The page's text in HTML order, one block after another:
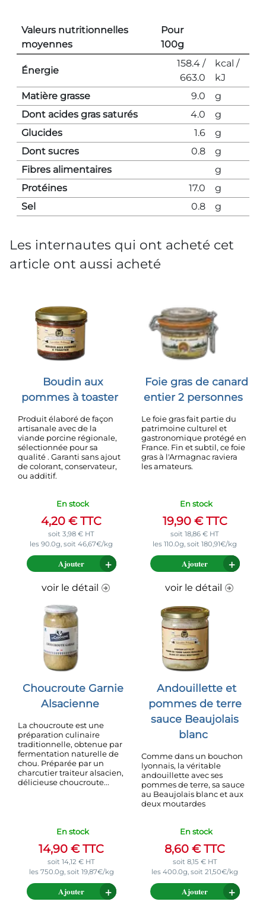
Valeurs nutritionnelles
moyennes
Pour
100g
Énergie
158.4 /
663.0
kcal /
kJ
Matière grasse
9.0
g
Dont acides gras saturés
4.0
g
Glucides
1.6
g
Dont sucres
0.8
g
Fibres alimentaires
g
Protéines
17.0
g
Sel
0.8 g
Les internautes qui ont acheté cet
article ont aussi acheté
Boudin aux
pommes à toaster
Produit élaboré de façon
artisanale avec de la
viande porcine régionale,
sélectionnée pour sa
qualité . Garanti sans ajout
de colorant, conservateur,
ou additif.
En stock
4,20 €TTC
soit 3,98 € HT
les 90.0g, soit 46,67€/kg
Ajouter
voir le détail
Foie gras de canard
entier 2 personnes
Le foie gras fait partie du
patrimoine culturel et
gastronomique protégé en
France. Fin et subtil, ce foie
gras à l'Armagnac raviera
les amateurs.
En stock
19,90 €TTC
soit 18,86 € HT
les 110.0g, soit 180,91€/kg
Ajouter
voir le détail
Choucroute Garnie
Alsacienne
La choucroute est une
préparation culinaire
traditionnelle, obtenue par
fermentation naturelle de
chou. Préparée par un
charcutier traiteur alsacien,
délicieuse choucroute...
En stock
14,90 €TTC
soit 14,12 € HT
les 750.0g, soit 19,87€/kg
Ajouter
Andouillette et
pommes de terre
sauce Beaujolais
blanc
Comme dans un bouchon
lyonnais, la véritable
andouillette avec ses
pommes de terre, sa sauce
au Beaujolais blanc et aux
deux moutardes
En stock
8,60 €TTC
soit 8,15 €HT
les 400.0g, soit 21,50€/kg
Ajouter